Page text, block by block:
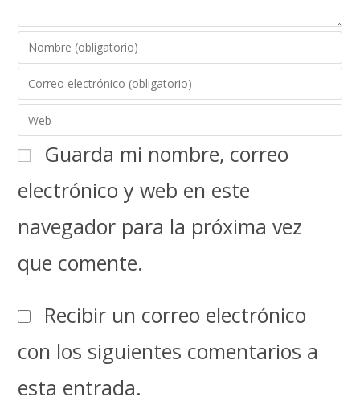
Guarda mi nombre, correo
electrónico y web en este
navegador para la próxima vez
que comente.
Recibir un correo electrónico
con los siguientes comentarios a
esta entrada.